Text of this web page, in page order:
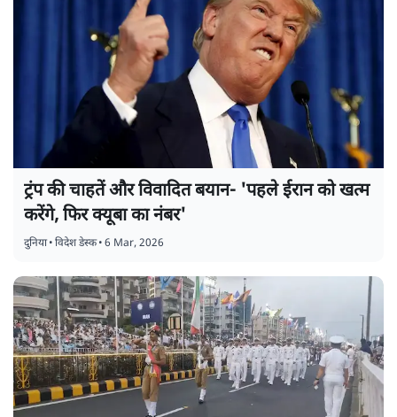
ट्रंप की चाहतें और विवादित बयान- 'पहले ईरान को खत्म
करेंगे, फिर क्यूबा का नंबर'
दुनिया•विदेश डेस्क•6 Mar, 2026